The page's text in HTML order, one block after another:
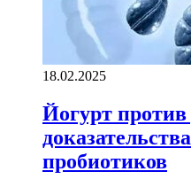
18.02.2025
Йогурт
пробиотиков